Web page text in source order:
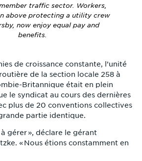
traffic sector. Workers,
above protecting a utility crew
now enjoy equal pay and
benefits.
de croissance constante, l’unité
de la section locale 258 à
Britannique était en plein
le syndicat au cours des dernières
plus de 20 conventions collectives
partie identique.
à gérer », déclare le gérant
« Nous étions constamment en